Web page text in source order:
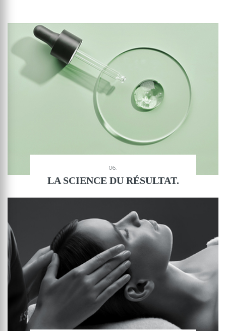
06.
LA SCIENCE DU RÉSULTAT.